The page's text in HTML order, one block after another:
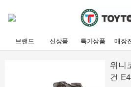
브랜드 신상품 특가상품 매장
위니
건